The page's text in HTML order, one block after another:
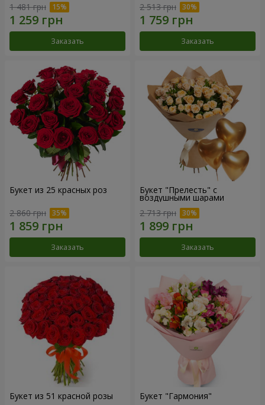
1 481 грн
Заказать
2 513 грн
Заказать
Букет из 25 красных роз
2 860 грн
Заказать
Букет "Прелесть" с
воздушными шарами
2 713 грн
Заказать
Букет из 51 красной розы Букет "Гармония"